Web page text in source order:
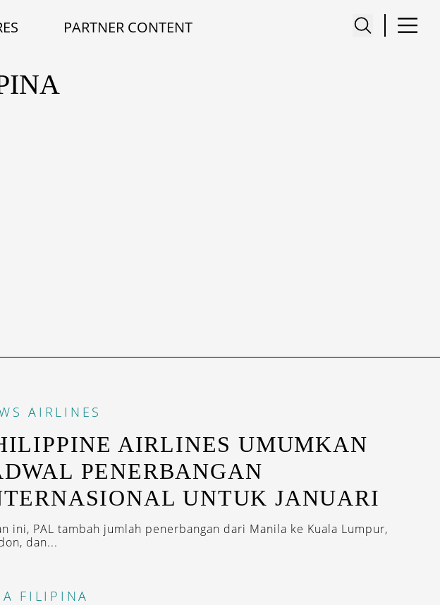
PARTNER CONTENT
AIRLINES
AIRLINES UMUMKAN
PENERBANGAN
UNTUK JANUARI
ini, PAL tambah jumlah penerbangan dari Manila ke Kuala Lumpur,
dan...
FILIPINA